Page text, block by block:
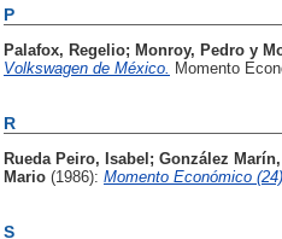
P
Palafox, Regelio; Monroy, Pedro y
Volkswagen de México. Momento
R
Rueda Peiro, Isabel; González
Mario (1986): Momento Económico (24).
S